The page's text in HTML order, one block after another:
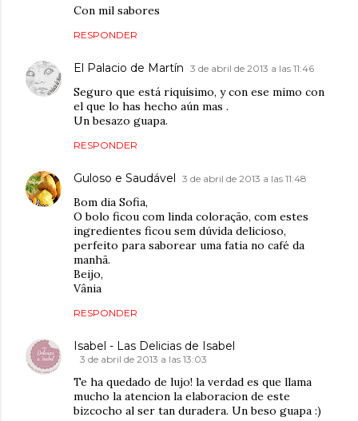
Con mil sabores
RESPONDER
El Palacio de Martín 3 de abril de 2013 a las 11:46
Seguro que está riquísimo, y con ese mimo con
el que lo has hecho aún mas .
Un besazo guapa.
RESPONDER
Guloso e Saudável 3 de abril de 2013 a las 11:48
Bom dia Sofia,
O bolo ficou com linda coloração, com estes
ingredientes ficou sem dúvida delicioso,
perfeito para saborear uma fatia no café da
manhã.
Beijo,
Vânia
RESPONDER
Isabel - Las Delicias de Isabel
3 de abril de 2013 a las 13:03
Te ha quedado de lujo! la verdad es que llama
mucho la atencion la elaboracion de este
bizcocho al ser tan duradera. Un beso guapa :)